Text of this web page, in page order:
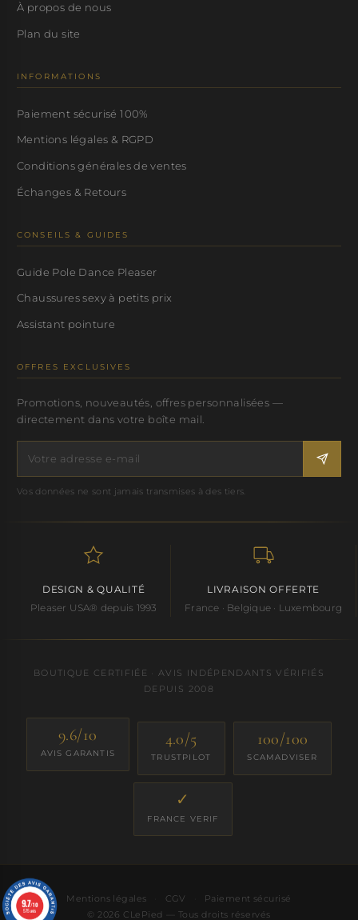
À propos de nous
Plan du site
INFORMATIONS
Paiement sécurisé 100%
Mentions légales & RGPD
Conditions générales de ventes
Échanges & Retours
CONSEILS & GUIDES
Guide Pole Dance Pleaser
Chaussures sexy à petits prix
Assistant pointure
OFFRES EXCLUSIVES
Promotions, nouveautés, offres personnalisées —
directement dans votre boîte mail.
Vos données ne sont jamais transmises à des tiers.
DESIGN & QUALITÉ
Pleaser USA® depuis 1993
LIVRAISON OFFERTE
France · Belgique · Luxembourg
BOUTIQUE CERTIFIÉE · AVIS INDÉPENDANTS VÉRIFIÉS
DEPUIS 2008
9.6/10
AVIS GARANTIS
4.0/5
TRUSTPILOT
100/100
SCAMADVISER
✓
FRANCE VERIF
© 2026 CLePied — Tous droits réservés
Mentions légales CGV Paiement sécurisé
9.7/10
575 avis